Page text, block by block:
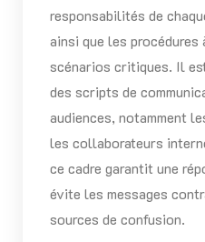
responsabilités de
ainsi que les
scénarios critiques. Il
des scripts de
audiences, notamment
les collaborateurs
ce cadre garantit une
évite les messages
sources de confusion.